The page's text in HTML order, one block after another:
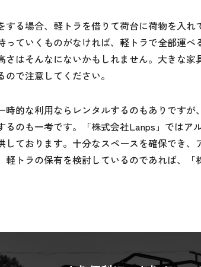
する場合、軽トラを借りて荷台に荷物を入
っていくものがなければ、軽トラで全部運
さはそんなにないかもしれません。大きな
ので注意してください。
時的な利用ならレンタルするのもありです
るのも一考です。「株式会社Lanps」ではア
しております。十分なスペースを確保でき、
軽トラの保有を検討しているのであれば、